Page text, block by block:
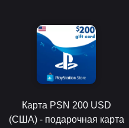
Карта PSN 200 USD
(США) - подарочная карта